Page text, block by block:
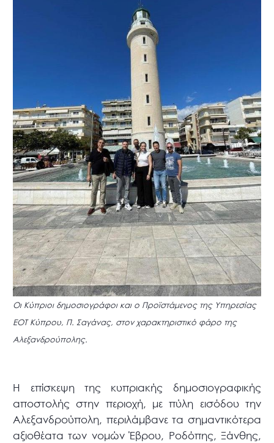
Οι Κύπριοι δημοσιογράφοι και ο Προϊστάμενος της Υπηρεσίας
ΕΟΤ Κύπρου, Π. Σαγάνας, στον χαρακτηριστικό φάρο της
Αλεξανδρούπολης.
Η επίσκεψη της κυπριακής δημοσιογραφικής
αποστολής στην περιοχή, με πύλη εισόδου την
Αλεξανδρούπολη, περιλάμβανε τα σημαντικότερα
αξιοθέατα των νομών Έβρου, Ροδόπης, Ξάνθης,